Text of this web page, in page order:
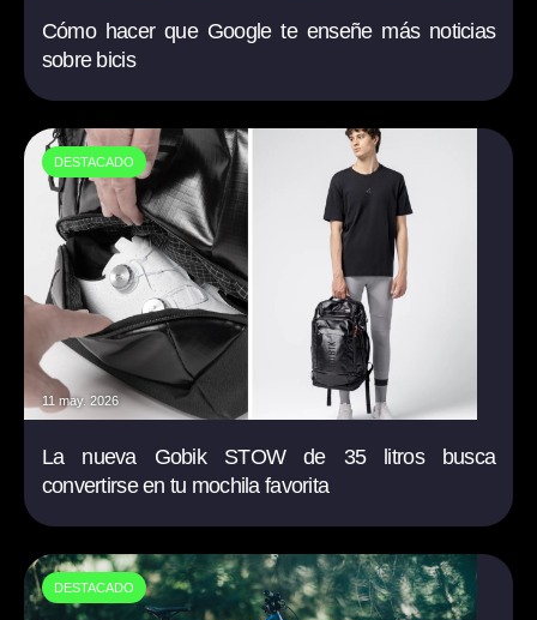
Cómo hacer que Google te enseñe más noticias
sobre bicis
DESTACADO
11 may. 2026
La nueva Gobik STOW de 35 litros busca
convertirse en tu mochila favorita
DESTACADO